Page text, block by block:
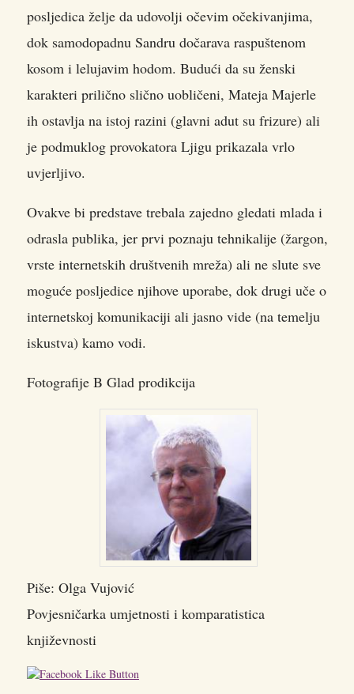
posljedica želje da udovolji očevim očekivanjima,
dok samodopadnu Sandru dočarava raspuštenom
kosom i lelujavim hodom. Budući da su ženski
karakteri prilično slično uobličeni, Mateja Majerle
ih ostavlja na istoj razini (glavni adut su frizure) ali
je podmuklog provokatora Ljigu prikazala vrlo
uvjerljivo.
Ovakve bi predstave trebala zajedno gledati mlada i
odrasla publika, jer prvi poznaju tehnikalije (žargon,
vrste internetskih društvenih mreža) ali ne slute sve
moguće posljedice njihove uporabe, dok drugi uče o
internetskoj komunikaciji ali jasno vide (na temelju
iskustva) kamo vodi.
Fotografije B Glad prodikcija
Piše: Olga Vujović
Povjesničarka umjetnosti i komparatistica
književnosti